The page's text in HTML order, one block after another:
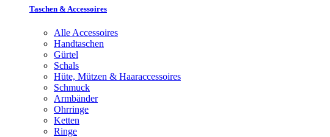
Taschen & Accessoires
Alle Accessoires
Handtaschen
Gürtel
Schals
Hüte, Mützen & Haaraccessoires
Schmuck
Armbänder
Ohrringe
Ketten
Ringe